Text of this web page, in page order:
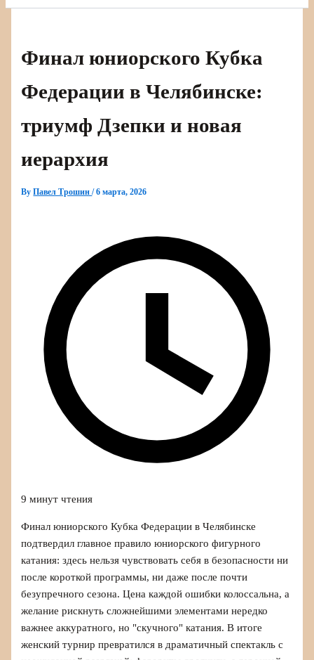
Финал юниорского Кубка
Федерации в Челябинске:
триумф Дзепки и новая
иерархия
ByПавел Трошин/6 марта, 2026
9 минут чтения
Финал юниорского Кубка Федерации в Челябинске
подтвердил главное правило юниорского фигурного
катания: здесь нельзя чувствовать себя в безопасности ни
после короткой программы, ни даже после почти
безупречного сезона. Цена каждой ошибки колоссальна, а
желание рискнуть сложнейшими элементами нередко
важнее аккуратного, но "скучного" катания. В итоге
женский турнир превратился в драматичный спектакль с